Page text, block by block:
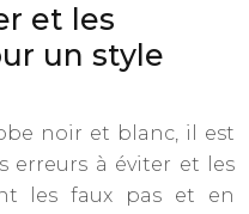
et les
un style
noir et blanc, il est
erreurs à éviter et les
les faux pas et en